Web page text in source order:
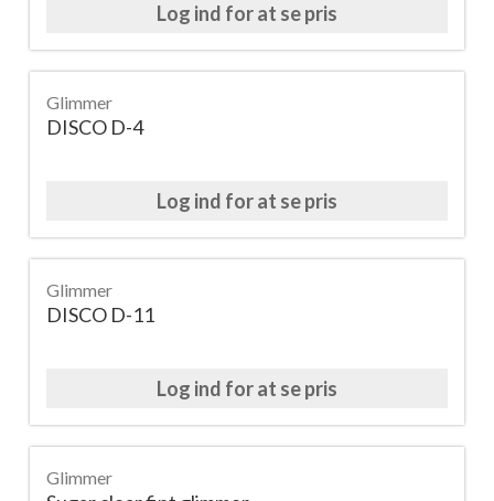
Log ind for at se pris
Glimmer
DISCO D-4
Log ind for at se pris
Glimmer
DISCO D-11
Log ind for at se pris
Glimmer